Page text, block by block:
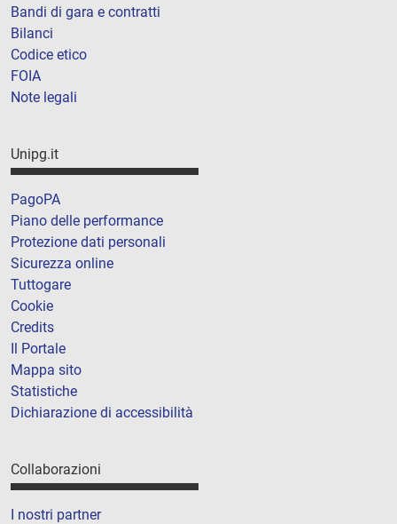
Bandi di gara e contratti
Bilanci
Codice etico
FOIA
Note legali
Unipg.it
PagoPA
Piano delle performance
Protezione dati personali
Sicurezza online
Tuttogare
Cookie
Credits
Il Portale
Mappa sito
Statistiche
Dichiarazione di accessibilità
Collaborazioni
I nostri partner